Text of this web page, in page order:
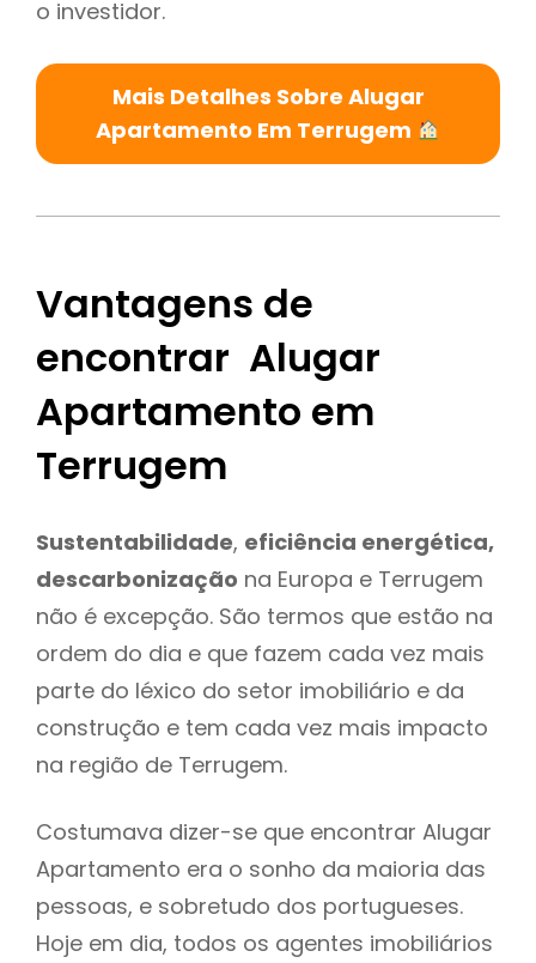
o investidor.
Mais Detalhes Sobre Alugar
Apartamento Em Terrugem
Vantagens de
encontrar Alugar
Apartamento em
Terrugem
Sustentabilidade, eficiência energética,
descarbonização na Europa e Terrugem
não é excepção. São termos que estão na
ordem do dia e que fazem cada vez mais
parte do léxico do setor imobiliário e da
construção e tem cada vez mais impacto
na região de Terrugem.
Costumava dizer-se que encontrar Alugar
Apartamento era o sonho da maioria das
pessoas, e sobretudo dos portugueses.
Hoje em dia, todos os agentes imobiliários